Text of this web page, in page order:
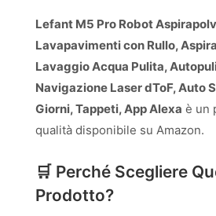
Lefant M5 Pro Robot
Lavapavimenti con Rullo,
Lavaggio Acqua Pulita,
Navigazione Laser dToF, Auto
Giorni, Tappeti, App Alexa è un
qualità disponibile su Amazon.
🛒 Perché Scegliere
Prodotto?